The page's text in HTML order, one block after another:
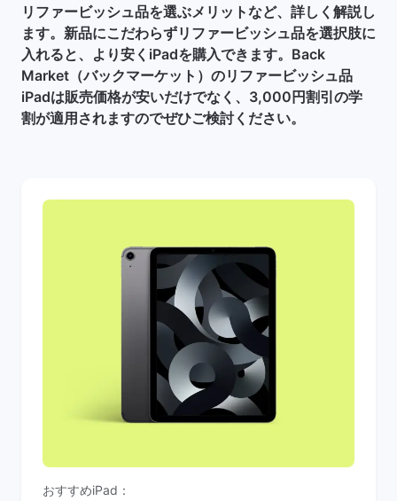
リファービッシュ品を選ぶメリットなど、詳しく解説し
ます。新品にこだわらずリファービッシュ品を選択肢に
入れると、より安くiPadを購入できます。Back
Market（バックマーケット）のリファービッシュ品
iPadは販売価格が安いだけでなく、3,000円割引の学
割が適用されますのでぜひご検討ください。
おすすめiPad：